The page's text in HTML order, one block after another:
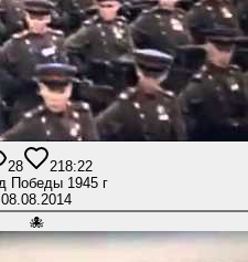
28 218:22
Парад Победы 1945 г
08.08.2014
🐙